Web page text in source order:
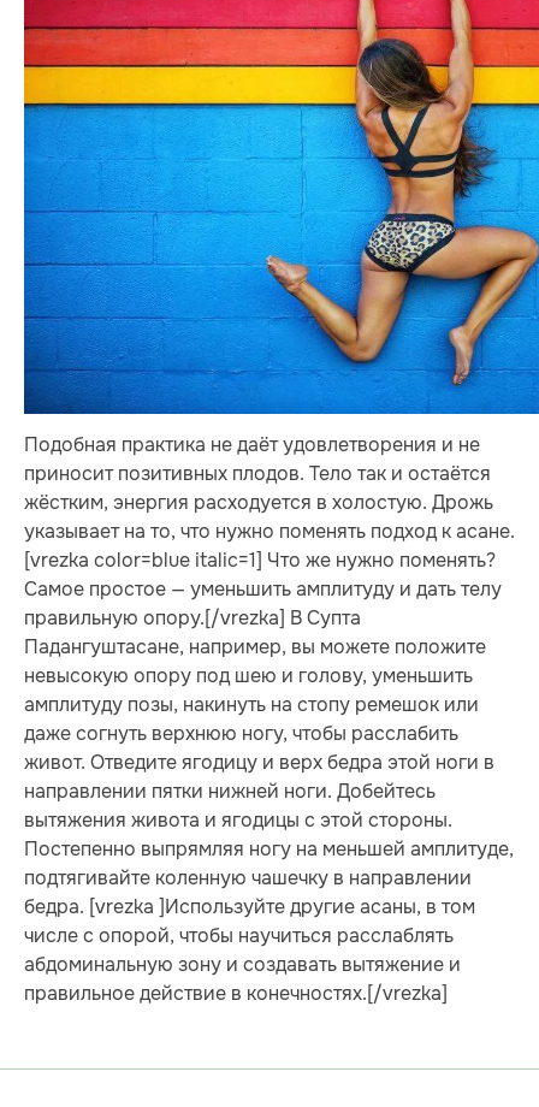
Подобная практика не даёт удовлетворения и не
приносит позитивных плодов. Тело так и остаётся
жёстким, энергия расходуется в холостую. Дрожь
указывает на то, что нужно поменять подход к асане.
[vrezka color=blue italic=1] Что же нужно поменять?
Самое простое — уменьшить амплитуду и дать телу
правильную опору.[/vrezka] В Супта
Падангуштасане, например, вы можете положите
невысокую опору под шею и голову, уменьшить
амплитуду позы, накинуть на стопу ремешок или
даже согнуть верхнюю ногу, чтобы расслабить
живот. Отведите ягодицу и верх бедра этой ноги в
направлении пятки нижней ноги. Добейтесь
вытяжения живота и ягодицы с этой стороны.
Постепенно выпрямляя ногу на меньшей амплитуде,
подтягивайте коленную чашечку в направлении
бедра. [vrezka ]Используйте другие асаны, в том
числе с опорой, чтобы научиться расслаблять
абдоминальную зону и создавать вытяжение и
правильное действие в конечностях.[/vrezka]